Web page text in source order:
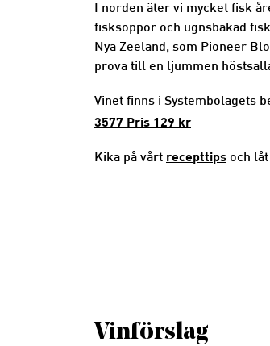
I norden äter vi mycket fisk
fisksoppor och ugnsbakad
Nya Zeeland, som Pioneer
prova till en ljummen
Vinet finns i Systembolagets
3577 Pris 129 kr
Kika på vårt recepttips och
Vinförslag